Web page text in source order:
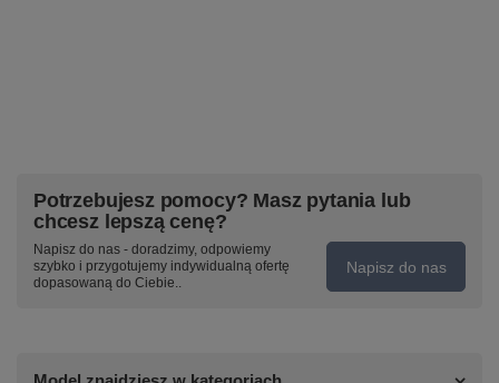
Potrzebujesz pomocy? Masz pytania lub
chcesz lepszą cenę?
Napisz do nas - doradzimy, odpowiemy
szybko i przygotujemy indywidualną ofertę
dopasowaną do Ciebie..
Napisz do nas